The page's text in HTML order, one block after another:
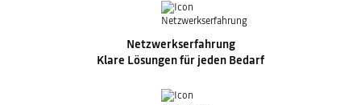
Netzwerkserfahrung
Klare Lösungen für jeden Bedarf